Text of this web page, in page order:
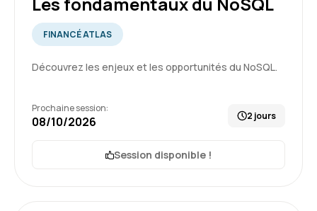
5
identifiants à la fin de la formation.
Je recommande votre structure auprès de ma
hiérarchie pour les potentielles futures
formations.
FINANCÉ ATLAS
Découvrez les enjeux et les opportunités du NoSQL.
Prochaine session:
08/10/2026 2 jours
Session disponible !